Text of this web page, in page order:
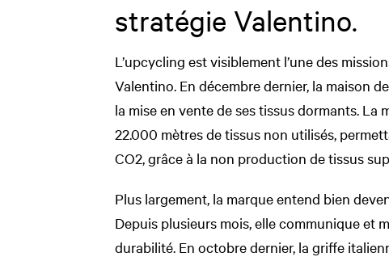
stratégie Valentino.
L’upcycling est visiblement l’une des
Valentino. En décembre dernier, la maison
la mise en vente de ses tissus dormants.
22.000 mètres de tissus non utilisés,
CO2, grâce à la non production de tissus
Plus largement, la marque entend bien
Depuis plusieurs mois, elle communique et
durabilité. En octobre dernier, la griffe